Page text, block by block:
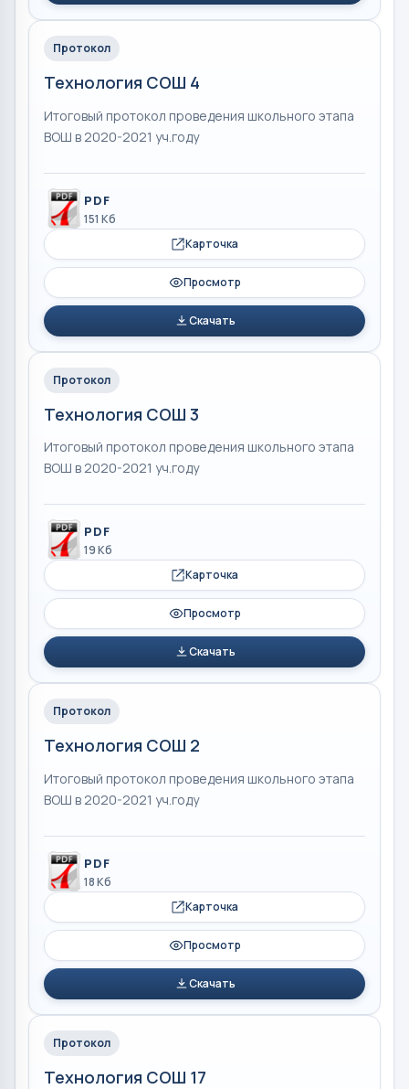
Протокол
Технология СОШ 4
Итоговый протокол проведения школьного этапа
ВОШ в 2020-2021 уч.году
PDF
151 Кб
Карточка
Просмотр
Скачать
Протокол
Технология СОШ 3
Итоговый протокол проведения школьного этапа
ВОШ в 2020-2021 уч.году
PDF
19 Кб
Карточка
Просмотр
Скачать
Протокол
Технология СОШ 2
Итоговый протокол проведения школьного этапа
ВОШ в 2020-2021 уч.году
PDF
18 Кб
Карточка
Просмотр
Скачать
Протокол
Технология СОШ 17